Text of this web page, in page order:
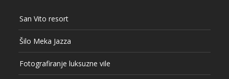
San Vito resort
Šilo Meka Jazza
Fotografiranje luksuzne vile